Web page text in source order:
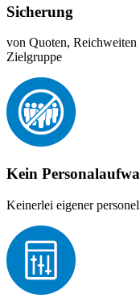
Sicherung
von Quoten,
Zielgruppe
Kein
Keinerlei eigener